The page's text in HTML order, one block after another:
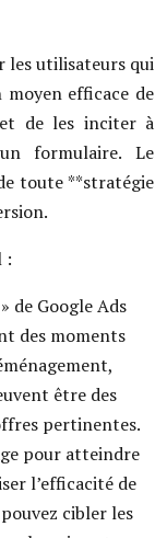
les utilisateurs qui
efficace de
de les inciter à
formulaire. Le
toute **stratégie
:
de Google Ads
des moments
être des
pertinentes.
pour atteindre
l’efficacité de
cibler les